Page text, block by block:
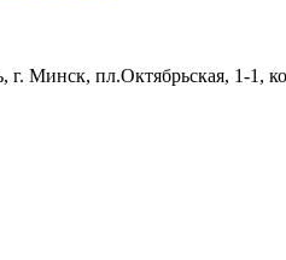
г. Минск, пл.Октябрьская, 1-1,